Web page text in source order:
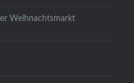
Weihnachtsmarkt